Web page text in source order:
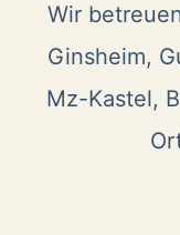
Wir
Ginsheim,
Mz-Kastel,